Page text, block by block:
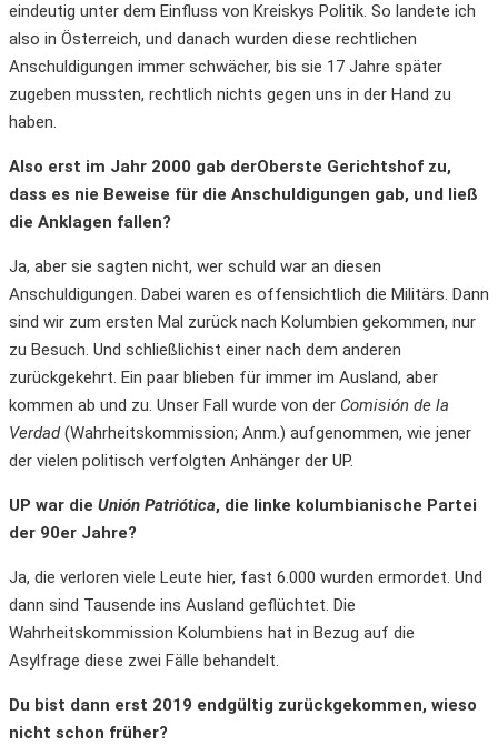
eindeutig unter dem Einfluss von Kreiskys Politik. So landete ich
also in Österreich, und danach wurden diese rechtlichen
Anschuldigungen immer schwächer, bis sie 17 Jahre später
zugeben mussten, rechtlich nichts gegen uns in der Hand zu
haben.
Also erst im Jahr 2000 gab derOberste Gerichtshof zu,
dass es nie Beweise für die Anschuldigungen gab, und ließ
die Anklagen fallen?
Ja, aber sie sagten nicht, wer schuld war an diesen
Anschuldigungen. Dabei waren es offensichtlich die Militärs. Dann
sind wir zum ersten Mal zurück nach Kolumbien gekommen, nur
zu Besuch. Und schließlichist einer nach dem anderen
zurückgekehrt. Ein paar blieben für immer im Ausland, aber
kommen ab und zu. Unser Fall wurde von der Comisión de la
Verdad(Wahrheitskommission; Anm.) aufgenommen, wie jener
der vielen politisch verfolgten Anhänger der UP.
UP war die Unión Patriótica, die linke kolumbianische Partei
der 90er Jahre?
Ja, die verloren viele Leute hier, fast 6.000 wurden ermordet. Und
dann sind Tausende ins Ausland geflüchtet. Die
Wahrheitskommission Kolumbiens hat in Bezug auf die
Asylfrage diese zwei Fälle behandelt.
Du bist dann erst 2019 endgültig zurückgekommen, wieso
nicht schon früher?